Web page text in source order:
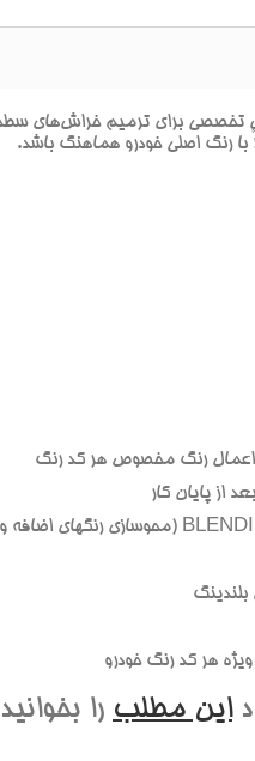
براي ترميم خراش‌هاي سطحي
رنگ اصلي خودرو هماهنگ باشد.
رنگ مخصوص هر کد رنگ
از پايان کار
هر کد رنگ خودرو
اين مطلب را بخوانيد